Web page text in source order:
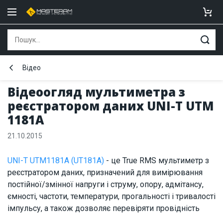
Відеоогляд мультиметра з
реєстратором даних UNI-T UTM
1181A
Відео
21.10.2015
UNI-T UTM1181A (UT181A) - це True RMS мультиметр з
реєстратором даних, призначений для вимірювання
постійної/змінної напруги і струму, опору, адмітансу,
ємності, частоти, температури, прогальності і тривалості
імпульсу, а також дозволяє перевіряти провідність